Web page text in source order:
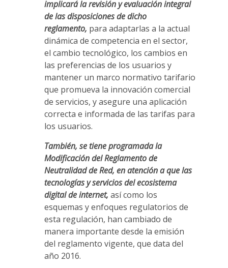
implicará la revisión y evaluación integral
de las disposiciones de dicho
reglamento, para adaptarlas a la actual
dinámica de competencia en el sector,
el cambio tecnológico, los cambios en
las preferencias de los usuarios y
mantener un marco normativo tarifario
que promueva la innovación comercial
de servicios, y asegure una aplicación
correcta e informada de las tarifas para
los usuarios.
También, se tiene programada la
Modificación del Reglamento de
Neutralidad de Red, en atención a que las
tecnologías y servicios del ecosistema
digital de internet, así como los
esquemas y enfoques regulatorios de
esta regulación, han cambiado de
manera importante desde la emisión
del reglamento vigente, que data del
año 2016.